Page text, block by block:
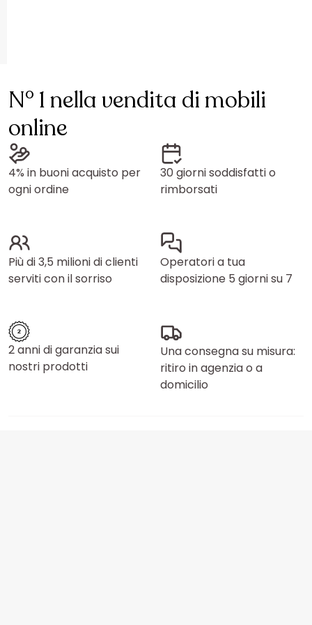
N° 1 nella vendita di mobili
online
4% in buoni acquisto per
ogni ordine
30 giorni soddisfatti o
rimborsati
Più di 3,5 milioni di clienti
serviti con il sorriso
Operatori a tua
disposizione 5 giorni su 7
2 anni di garanzia sui
nostri prodotti
Una consegna su misura:
ritiro in agenzia o a
domicilio